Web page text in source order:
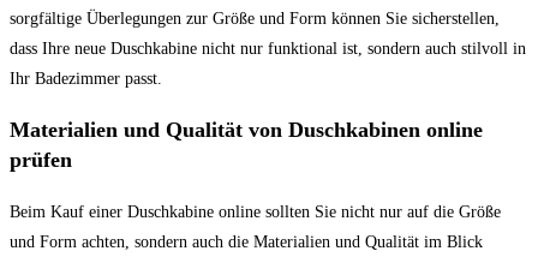
sorgfältige Überlegungen zur Größe und Form können Sie sicherstellen,
dass Ihre neue Duschkabine nicht nur funktional ist, sondern auch stilvoll in
Ihr Badezimmer passt.
Materialien und Qualität von Duschkabinen online
prüfen
Beim Kauf einer Duschkabine online sollten Sie nicht nur auf die Größe
und Form achten, sondern auch die Materialien und Qualität im Blick